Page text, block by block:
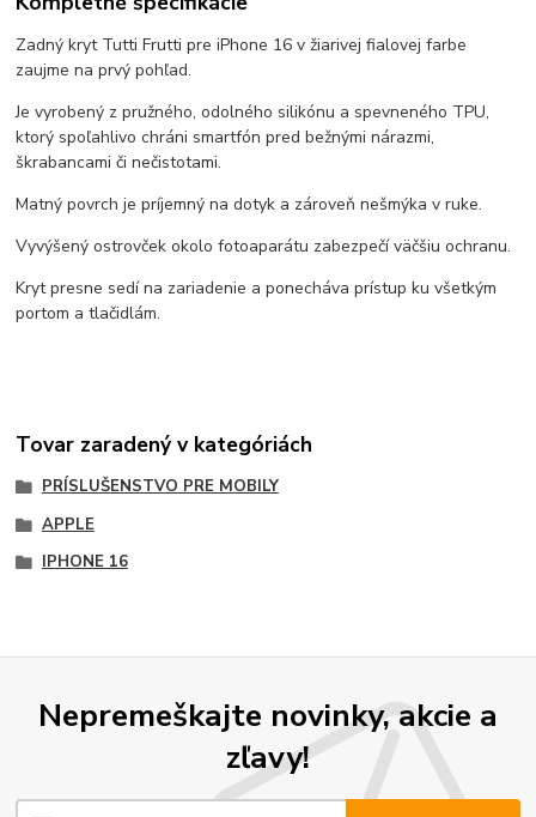
Zadný kryt Tutti Frutti pre iPhone 16 v žiarivej fialovej farbe
zaujme na prvý pohľad.
Je vyrobený z pružného, odolného silikónu a spevneného TPU,
ktorý spoľahlivo chráni smartfón pred bežnými nárazmi,
škrabancami či nečistotami.
Matný povrch je príjemný na dotyk a zároveň nešmýka v ruke.
Vyvýšený ostrovček okolo fotoaparátu zabezpečí väčšiu ochranu.
Kryt presne sedí na zariadenie a ponecháva prístup ku všetkým
portom a tlačidlám.
Tovar zaradený v kategóriách
PRÍSLUŠENSTVO PRE MOBILY
APPLE
IPHONE 16
Nepremeškajte novinky, akcie a
zľavy!